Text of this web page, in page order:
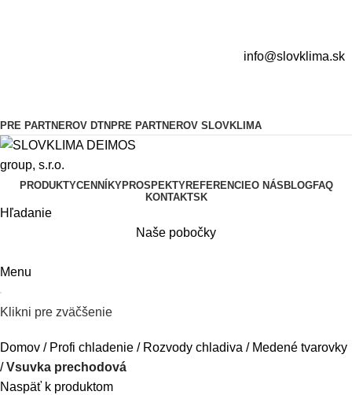
info@slovklima.sk
PRE PARTNEROV DTN PRE PARTNEROV SLOVKLIMA
PRODUKTYCENNÍKYPROSPEKTYREFERENCIEO NÁS BLOGFAQ
KONTAKTSK
Hľadanie
Naše pobočky
Menu
Klikni pre zväčšenie
Domov Profi chladenie Rozvody chladiva
Medené tvarovky
Vsuvka prechodová
Naspäť k produktom